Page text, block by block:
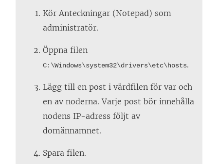
Kör Anteckningar (Notepad) som
administratör.
Öppna filen
C:\Windows\system32\drivers\etc\hosts.
Lägg till en post i värdfilen för var och
en av noderna. Varje post bör innehålla
nodens IP-adress följt av
domännamnet.
Spara filen.